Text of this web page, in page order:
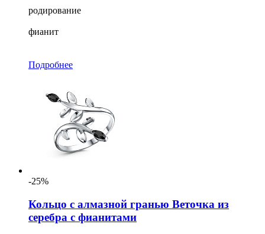
родирование
фианит
Подробнее
-25%
Кольцо с алмазной гранью Веточка из
серебра с фианитами